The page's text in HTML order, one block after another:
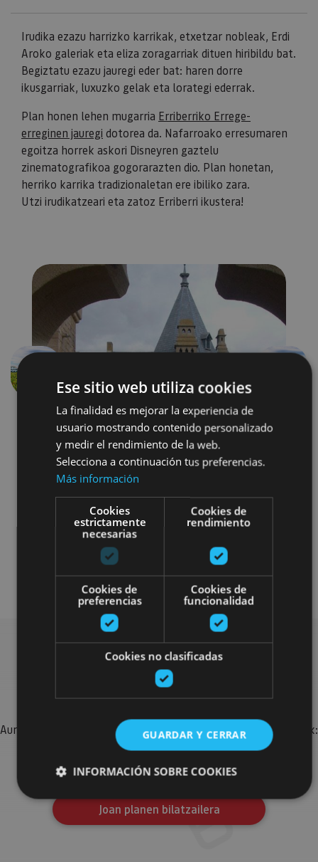
Irudika ezazu harrizko karrikak, etxetzar nobleak, Erdi
Aroko galeriak eta eliza zoragarriak dituen hiribildu bat.
Begiztatu ezazu jauregi eder bat: haren dorre
ikusgarriak, luxuzko gelak eta lorategi ederrak.
Plan honen lehen mugarria Erriberriko Errege-
erreginen jauregi dotorea da. Nafarroako erresumaren
egoitza horrek askori Disneyren gaztelu
zinematografikoa gogorarazten dio. Plan honetan,
herriko karrika tradizionaletan ere ibiliko zara.
Utzi irudikatzeari eta zatoz Erriberri ikustera!
Localidades Castillos y fortalezas
Arquitectura religiosa
Arquitectura civil Visitas guiadas
Bilatu plan gehiago
Aurkitu zure bidaia Nafarroan osatzeko planak eta iradokizunak:
jarduera antolatuak, bisitak eta agendaren ekitaldi
garrantzitsuenak.
Joan planen bilatzailera
Ese sitio web utiliza cookies
La finalidad es mejorar la experiencia de
usuario mostrando contenido personalizado
y medir el rendimiento de la web.
Selecciona a continuación tus preferencias.
Más información
Cookies
estrictamente
necesarias
Cookies de
rendimiento
Cookies de
preferencias
Cookies de
funcionalidad
Cookies no clasificadas
GUARDAR Y CERRAR
INFORMACIÓN SOBRE COOKIES
Cookies estrictamente necesarias